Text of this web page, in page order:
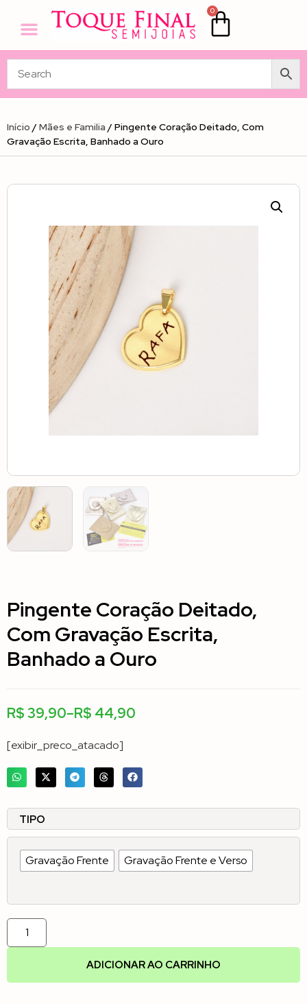
0
Início /Mães e Familia / Pingente Coração Deitado, Com
Gravação Escrita, Banhado a Ouro
Pingente Coração Deitado,
Com Gravação Escrita,
Banhado a Ouro
R$39,90–R$ 44,90
[exibir_preco_atacado]
TIPO
Gravação Frente Gravação Frente e Verso
ADICIONAR AO CARRINHO